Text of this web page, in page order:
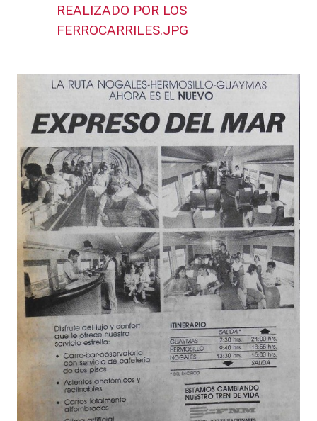
REALIZADO POR LOS
FERROCARRILES.JPG